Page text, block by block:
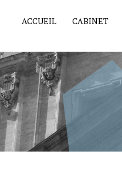
ACCUEIL CABINET